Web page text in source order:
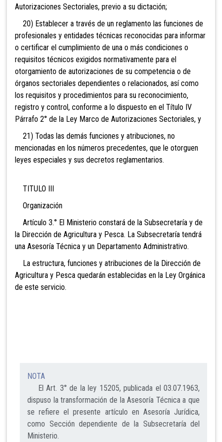
Autorizaciones Sectoriales, previo a su dictación;
20) Establecer a través de un reglamento las funciones de
profesionales y entidades técnicas reconocidas para informar
o certificar el cumplimiento de una o más condiciones o
requisitos técnicos exigidos normativamente para el
otorgamiento de autorizaciones de su competencia o de
órganos sectoriales dependientes o relacionados, así como
los requisitos y procedimientos para su reconocimiento,
registro y control, conforme a lo dispuesto en el Título IV
Párrafo 2° de la Ley Marco de Autorizaciones Sectoriales, y
21) Todas las demás funciones y atribuciones, no
mencionadas en los números precedentes, que le otorguen
leyes especiales y sus decretos reglamentarios.
TITULO III
Organización
Artículo 3.° El Ministerio constará de la Subsecretaría y de
la Dirección de Agricultura y Pesca. La Subsecretaría tendrá
una Asesoría Técnica y un Departamento Administrativo.
La estructura, funciones y atribuciones de la Dirección de
Agricultura y Pesca quedarán establecidas en la Ley Orgánica
de este servicio.
NOTA
El Art. 3° de la ley 15205, publicada el 03.07.1963,
dispuso la transformación de la Asesoría Técnica a que
se refiere el presente artículo en Asesoría Jurídica,
como Sección dependiente de la Subsecretaría del
Ministerio.